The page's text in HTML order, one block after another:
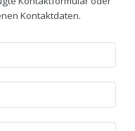
Kontaktdaten.